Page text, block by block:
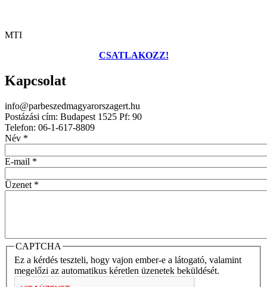
MTI
CSATLAKOZZ!
Kapcsolat
info@parbeszedmagyarorszagert.hu
Postázási cím: Budapest 1525 Pf: 90
Telefon: 06-1-617-8809
Név *
E-mail *
Üzenet *
CAPTCHA
Ez a kérdés teszteli, hogy vajon ember-e a látogató, valamint
megelőzi az automatikus kéretlen üzenetek beküldését.